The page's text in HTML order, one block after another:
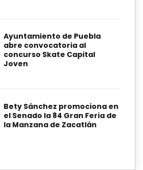
Ayuntamiento de Puebla
abre convocatoria al
concurso Skate Capital
Joven
Bety Sánchez promociona en
el Senado la 84 Gran Feria de
la Manzana de Zacatlán